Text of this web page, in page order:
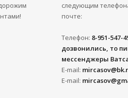
следующим
почте:
Телефон: 8-951-547-
дозвонились, то
мессенджеры
E-mail:
E-mail: